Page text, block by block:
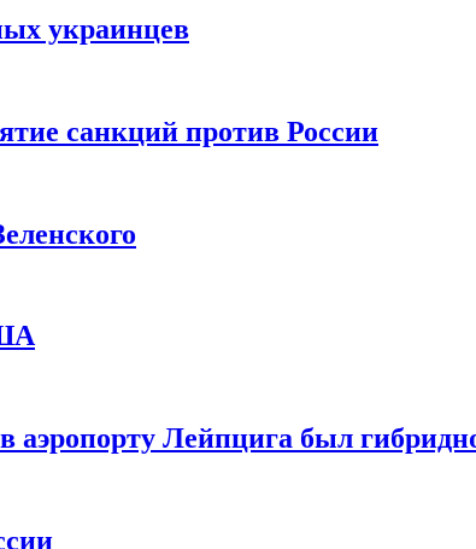
украинцев
санкций против России
Лейпцига был